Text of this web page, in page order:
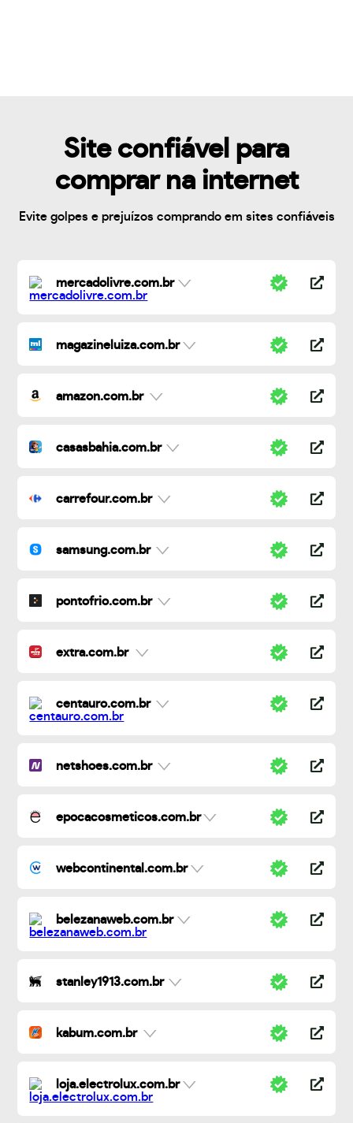
Site confiável para
comprar na internet
Evite golpes e prejuízos comprando em sites confiáveis
mercadolivre.com.br
magazineluiza.com.br
amazon.com.br
casasbahia.com.br
carrefour.com.br
samsung.com.br
pontofrio.com.br
extra.com.br
centauro.com.br
netshoes.com.br
epocacosmeticos.com.br
webcontinental.com.br
belezanaweb.com.br
stanley1913.com.br
kabum.com.br
loja.electrolux.com.br